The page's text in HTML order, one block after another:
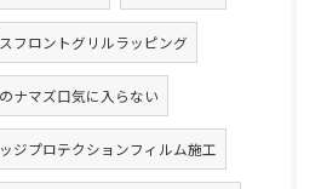
フロントグリルラッピング
ナマズ口気に入らない
ジプロテクションフィルム施工